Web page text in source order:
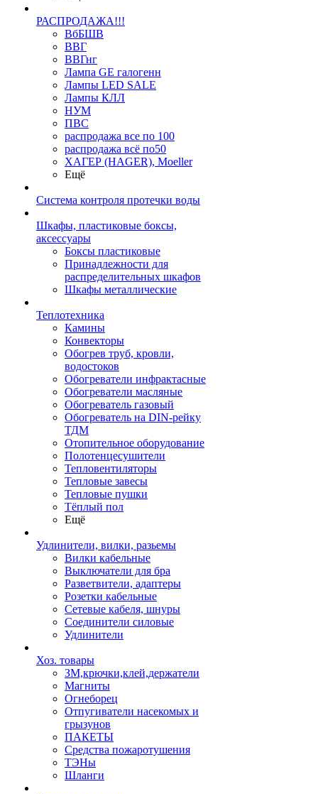
РАСПРОДАЖА!!!
ВбБШВ
ВВГ
ВВГнг
Лампа GE галогенн
Лампы LED SALE
Лампы КЛЛ
НУМ
ПВС
распродажа все по 100
распродажа всё по50
ХАГЕР (HAGER), Moeller
Ещё
Система контроля протечки воды
Шкафы, пластиковые боксы,
аксессуары
Боксы пластиковые
Принадлежности для
распределительных шкафов
Шкафы металлические
Теплотехника
Камины
Конвекторы
Обогрев труб, кровли,
водостоков
Обогреватели инфрактасные
Обогреватели масляные
Обогреватель газовый
Обогреватель на DIN-рейку
ТДМ
Отопительное оборудование
Полотенцесушители
Тепловентиляторы
Тепловые завесы
Тепловые пушки
Тёплый пол
Ещё
Удлинители, вилки, разьемы
Вилки кабельные
Выключатели для бра
Разветвители, адаптеры
Розетки кабельные
Сетевые кабеля, шнуры
Соединители силовые
Удлинители
Хоз. товары
ЗМ,крючки,клей,держатели
Магниты
Огнеборец
Отпугиватели насекомых и
грызунов
ПАКЕТЫ
Средства пожаротушения
ТЭНы
Шланги